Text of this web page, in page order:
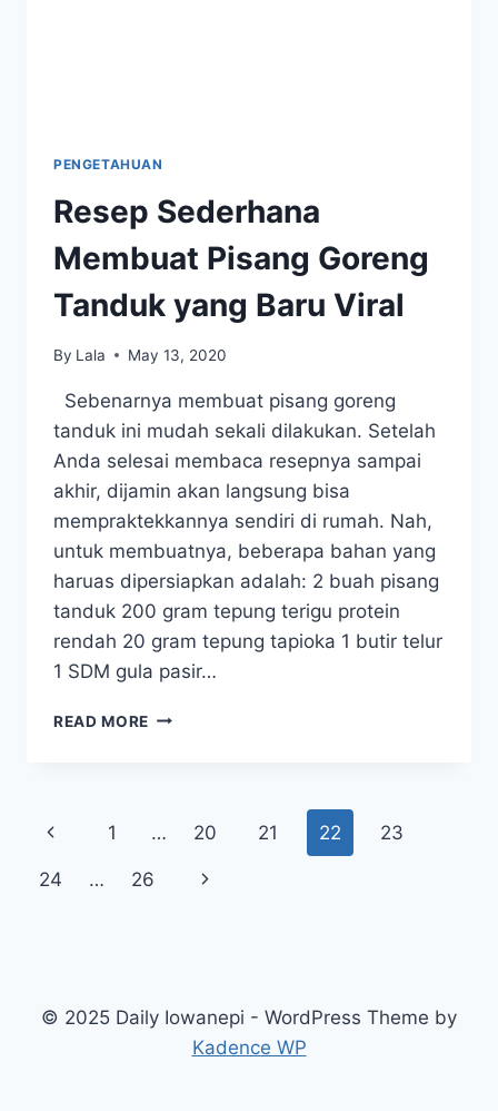
PENGETAHUAN
Resep Sederhana
Membuat Pisang Goreng
Tanduk yang Baru Viral
By Lala May 13, 2020
Sebenarnya membuat pisang goreng
tanduk ini mudah sekali dilakukan. Setelah
Anda selesai membaca resepnya sampai
akhir, dijamin akan langsung bisa
mempraktekkannya sendiri di rumah. Nah,
untuk membuatnya, beberapa bahan yang
haruas dipersiapkan adalah: 2 buah pisang
tanduk 200 gram tepung terigu protein
rendah 20 gram tepung tapioka 1 butir telur
1 SDM gula pasir…
READ MORE RESEP
TANDUK
BARU
Page
navigation
Previous
Page
1 … 20 21 22 23
24 … 26
Next
© 2025 Daily Iowanepi - WordPress Theme by
Kadence WP